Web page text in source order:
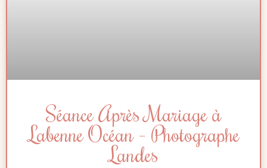
Séance Après Mariage à
Labenne Océan – Photographe
Landes